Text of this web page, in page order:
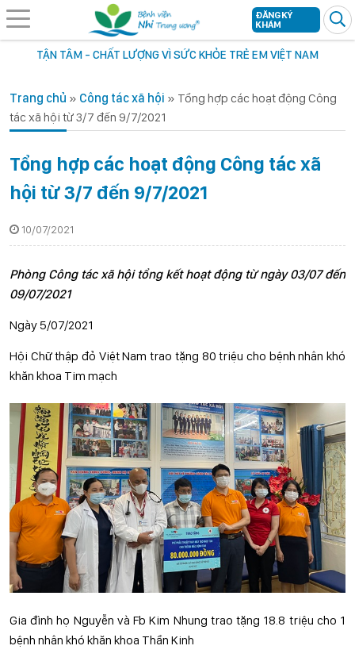
TẬN TÂM - CHẤT LƯỢNG VÌ SỨC KHỎE TRẺ EM VIỆT NAM
ĐĂNG KÝ
KHÁM
Trang chủ » Công tác xã hội » Tổng hợp các hoạt động Công
tác xã hội từ 3/7 đến 9/7/2021
Tổng hợp các hoạt động Công tác xã
hội từ 3/7 đến 9/7/2021
10/07/2021
Phòng Công tác xã hội tổng kết hoạt động từ ngày 03/07 đến
09/07/2021
Ngày 5/07/2021
Hội Chữ thập đỏ Việt Nam trao tặng 80 triệu cho bệnh nhân khó
khăn khoa Tim mạch
Gia đình họ Nguyễn và Fb Kim Nhung trao tặng 18.8 triệu cho 1
bệnh nhân khó khăn khoa Thần Kinh